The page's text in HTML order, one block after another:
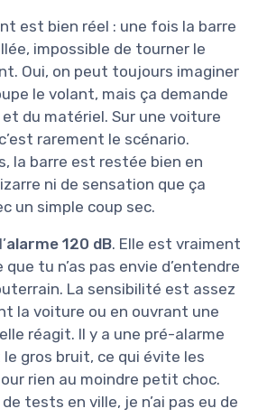
est bien réel : une fois la barre
impossible de tourner le
Oui, on peut toujours imaginer
le volant, mais ça demande
du matériel. Sur une voiture
rarement le scénario.
la barre est restée bien en
ni de sensation que ça
un simple coup sec.
alarme 120 dB. Elle est vraiment
tu n’as pas envie d’entendre
La sensibilité est assez
la voiture ou en ouvrant une
réagit. Il y a une pré-alarme
gros bruit, ce qui évite les
rien au moindre petit choc.
tests en ville, je n’ai pas eu de